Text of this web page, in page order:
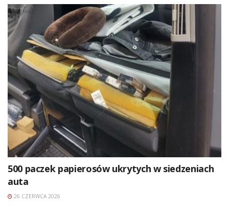
500 paczek papierosów ukrytych w siedzeniach
auta
26 CZERWCA 2026